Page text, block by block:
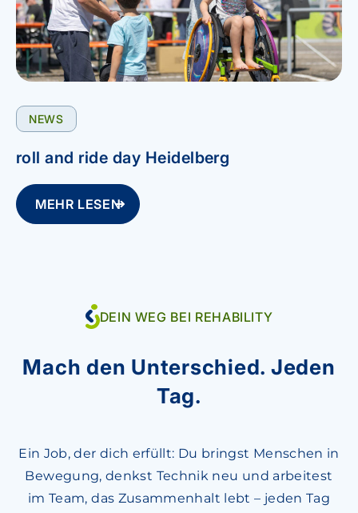
NEWS
roll and ride day Heidelberg
MEHR LESEN
DEIN WEG BEI REHABILITY
Mach den Unterschied. Jeden
Tag.
Ein Job, der dich erfüllt: Du bringst Menschen in
Bewegung, denkst Technik neu und arbeitest
im Team, das Zusammenhalt lebt – jeden Tag